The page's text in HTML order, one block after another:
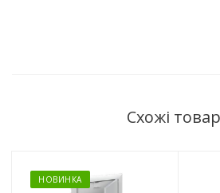
Схожі
НОВИНКА